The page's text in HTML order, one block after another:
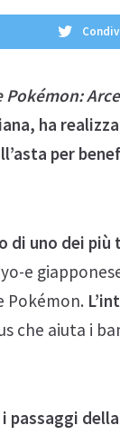
Pokémon:
ha
per
di uno dei
e
Pokémon.
che aiuta i